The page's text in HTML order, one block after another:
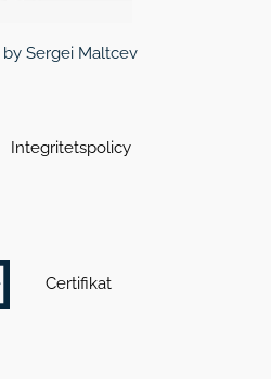
by Sergei Maltcev
Integritetspolicy
Certifikat